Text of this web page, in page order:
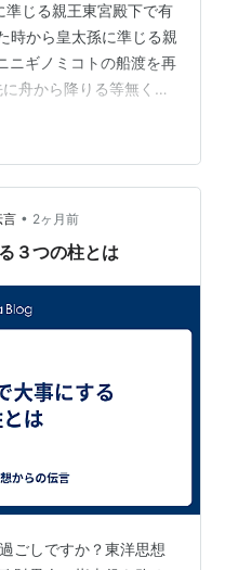
準じる親王東宮殿下で有
時から皇太孫に準じる親
ニギノミコトの船渡を再
舟から降りる等無く此
れは､ただの舟遊びじゃ
で有るので悠仁親王今
)両陛下の順番で降りて
ノミコトの舟渡りの再
もそも上皇陛下も昭和
言 • 2ヶ月前
３つの柱とは
ごしですか？東洋思想